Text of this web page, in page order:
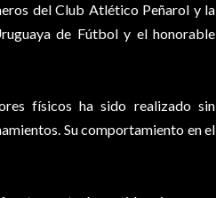
del Club Atlético Peñarol y la
de Fútbol y el honorable
físicos ha sido realizado sin
Su comportamiento en el